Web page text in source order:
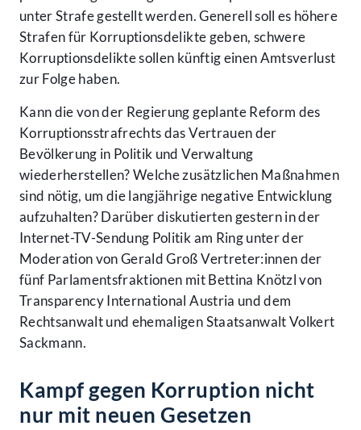
unter Strafe gestellt werden. Generell soll es höhere
Strafen für Korruptionsdelikte geben, schwere
Korruptionsdelikte sollen künftig einen Amtsverlust
zur Folge haben.
Kann die von der Regierung geplante Reform des
Korruptionsstrafrechts das Vertrauen der
Bevölkerung in Politik und Verwaltung
wiederherstellen? Welche zusätzlichen Maßnahmen
sind nötig, um die langjährige negative Entwicklung
aufzuhalten? Darüber diskutierten gestern in der
Internet-TV-Sendung Politik am Ring unter der
Moderation von Gerald Groß Vertreter:innen der
fünf Parlamentsfraktionen mit Bettina Knötzl von
Transparency International Austria und dem
Rechtsanwalt und ehemaligen Staatsanwalt Volkert
Sackmann.
Kampf gegen Korruption nicht
nur mit neuen Gesetzen